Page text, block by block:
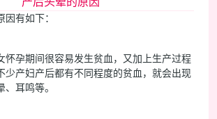
有如下：
期间很容易发生贫血，又加上生产过程
少产妇产后都有不同程度的贫血，就会出现
、耳鸣等。